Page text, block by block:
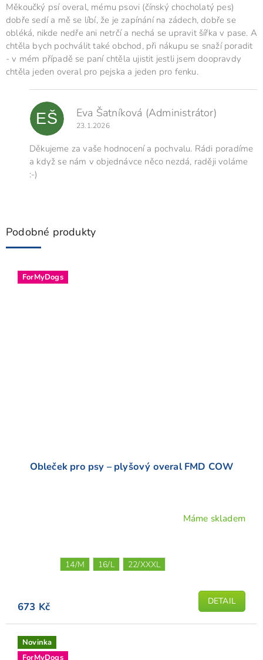
o
d
n
o
c
e
n
Měkoučký psí overal, mému psovi (čínský chocholatý pes)
dobře sedí a mě se líbí, že je zapínání na zádech, dobře se
obléká, nikde nedře ani netrčí a nechá se upravit šířka v pase. A
chtěla bych pochválit také obchod, při nákupu se snaží poradit
- v mém případě se paní chtěla ujistit jestli jsem doopravdy
chtěla jeden overal pro pejska a jeden pro fenku.
EŠ Eva Šatníková (Administrátor)
23.1.2026
Děkujeme za vaše hodnocení a pochvalu. Rádi poradíme
a když se nám v objednávce něco nezdá, raději voláme
:-)
Podobné produkty
ForMyDogs
Obleček pro psy – plyšový overal FMD COW
Máme skladem
673 Kč DETAIL
14/M 16/L 22/XXXL
Novinka
ForMyDogs